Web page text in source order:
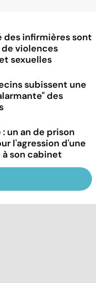
des infirmières sont
violences
sexuelles
subissent une
des
un an de prison
l'agression d'une
son cabinet